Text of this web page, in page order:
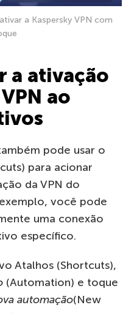
a Kaspersky VPN com
a ativação
ao
pode usar o
para acionar
da VPN do
você pode
uma conexão
específico.
Atalhos (Shortcuts),
(Automation) e toque
automação(New